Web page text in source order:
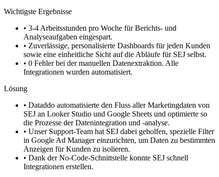
Wichtigste Ergebnisse
• 3-4 Arbeitsstunden pro Woche für Berichts- und
Analyseaufgaben eingespart.
• Zuverlässige, personalisierte Dashboards für jeden Kunden
sowie eine einheitliche Sicht auf die Abläufe für SEJ selbst.
• 0 Fehler bei der manuellen Datenextraktion. Alle
Integrationen wurden automatisiert.
Lösung
• Dataddo automatisierte den Fluss aller Marketingdaten von
SEJ an Looker Studio und Google Sheets und optimierte so
die Prozesse der Datenintegration und -analyse.
• Unser Support-Team hat SEJ dabei geholfen, spezielle Filter
in Google Ad Manager einzurichten, um Daten zu bestimmten
Anzeigen für Kunden zu isolieren.
• Dank der No-Code-Schnittstelle konnte SEJ schnell
Integrationen erstellen.